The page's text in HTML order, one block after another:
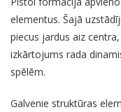
elementus. Šajā
piecus jardus aiz
izkārtojums rada
spēlēm.
Galvenie struktūras